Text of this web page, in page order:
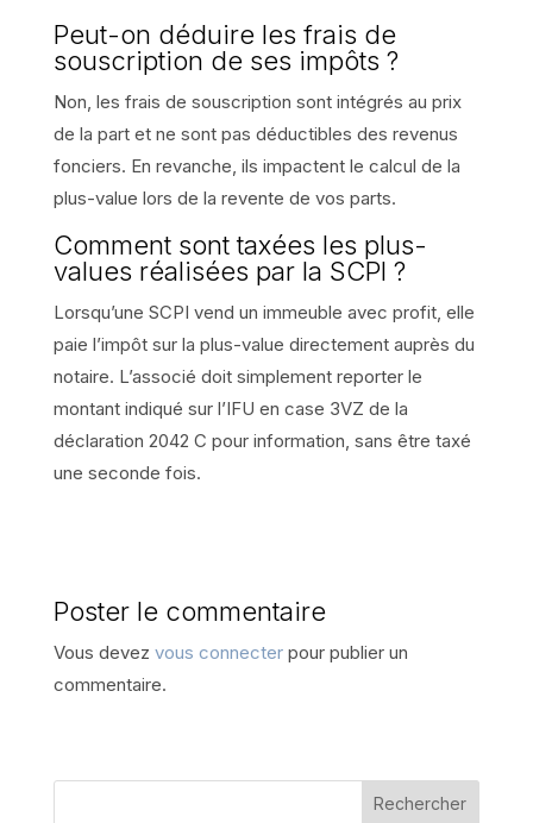
Peut-on déduire les frais de
souscription de ses impôts ?
Non, les frais de souscription sont intégrés au prix
de la part et ne sont pas déductibles des revenus
fonciers. En revanche, ils impactent le calcul de la
plus-value lors de la revente de vos parts.
Comment sont taxées les plus-
values réalisées par la SCPI ?
Lorsqu’une SCPI vend un immeuble avec profit, elle
paie l’impôt sur la plus-value directement auprès du
notaire. L’associé doit simplement reporter le
montant indiqué sur l’IFU en case 3VZ de la
déclaration 2042 C pour information, sans être taxé
une seconde fois.
Poster le commentaire
Vous devez vous connecterpour publier un
commentaire.
Rechercher